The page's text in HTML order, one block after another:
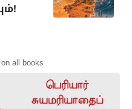
all books